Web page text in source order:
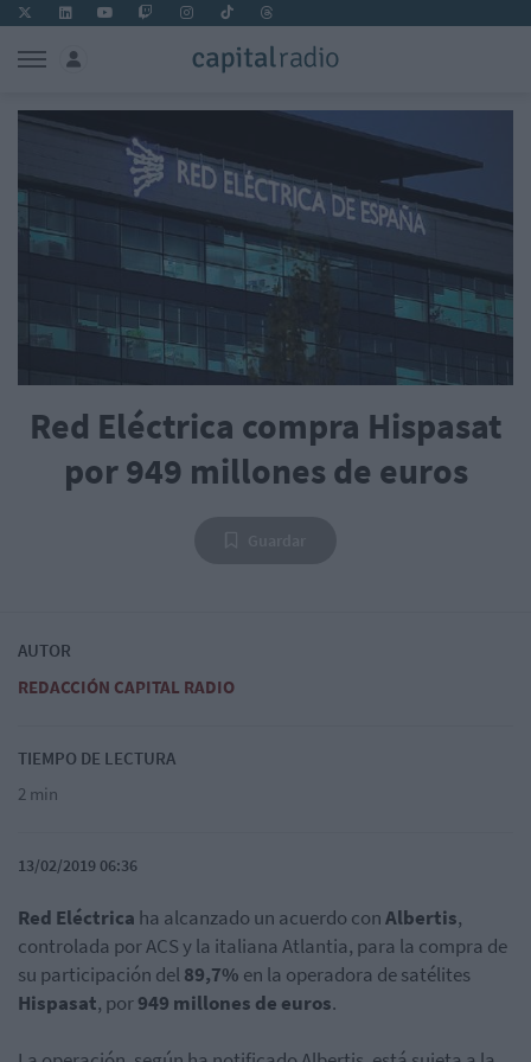
Red Eléctrica compra Hispasat
por 949 millones de euros
AUTOR
REDACCIÓN CAPITAL RADIO
TIEMPO DE LECTURA
2 min
13/02/2019 06:36
Red Eléctrica ha alcanzado un acuerdo conAlbertis,
controlada por ACS y la italiana Atlantia, para la compra de
su participación del89,7% en la operadora de satélites
Hispasat, por949 millones de euros.